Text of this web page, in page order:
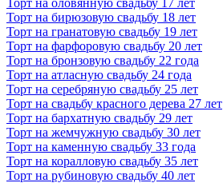
Торт на оловянную свадьбу 17 лет
Торт на бирюзовую свадьбу 18 лет
Торт на гранатовую свадьбу 19 лет
Торт на фарфоровую свадьбу 20 лет
Торт на бронзовую свадьбу 22 года
Торт на атласную свадьбу 24 года
Торт на серебряную свадьбу 25 лет
Торт на свадьбу красного дерева 27 лет
Торт на бархатную свадьбу 29 лет
Торт на жемчужную свадьбу 30 лет
Торт на каменную свадьбу 33 года
Торт на коралловую свадьбу 35 лет
Торт на рубиновую свадьбу 40 лет